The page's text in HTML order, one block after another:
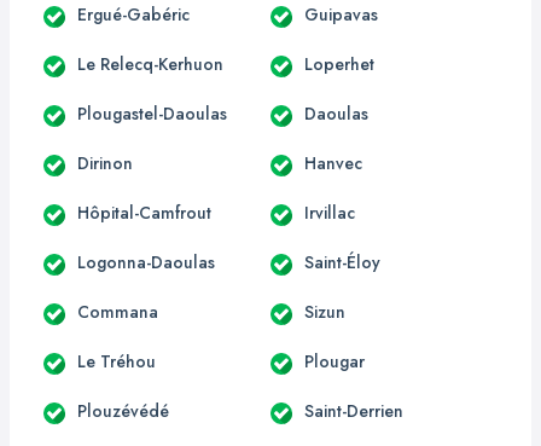
Ergué-Gabéric Guipavas
Le Relecq-Kerhuon Loperhet
Plougastel-Daoulas Daoulas
Dirinon Hanvec
Hôpital-Camfrout Irvillac
Logonna-Daoulas Saint-Éloy
Commana Sizun
Le Tréhou Plougar
Plouzévédé Saint-Derrien